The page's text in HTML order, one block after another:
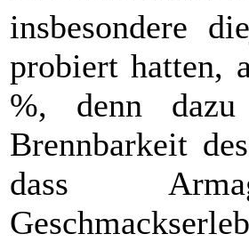
insbesondere
probiert hatten,
%, denn dazu
Brennbarkeit
dass